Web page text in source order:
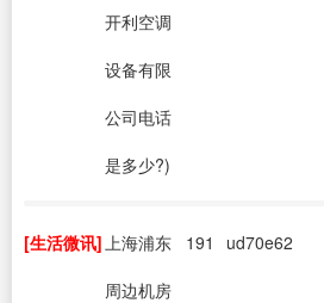
开利空调
设备有限
公司电话
是多少?)
[生活微讯] 上海浦东
周边机房
191 ud70e62